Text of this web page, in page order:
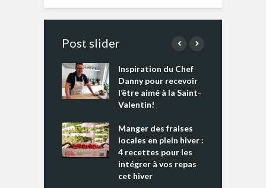
Post slider
Inspiration du Chef
Danny pour recevoir
l’être aimé à la Saint-
Valentin!
Manger des fraises
locales en plein hiver :
4 recettes pour les
intégrer à vos repas
cet hiver